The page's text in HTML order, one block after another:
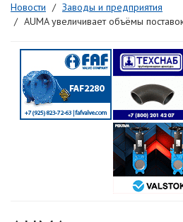
Новости
Заводы и предприятия
AUMA увеличивает объёмы